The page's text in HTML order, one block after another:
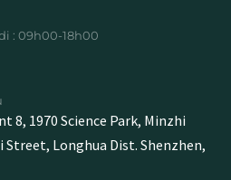
: 09h00-18h00
8, 1970 Science Park, Minzhi
Longhua Dist. Shenzhen,